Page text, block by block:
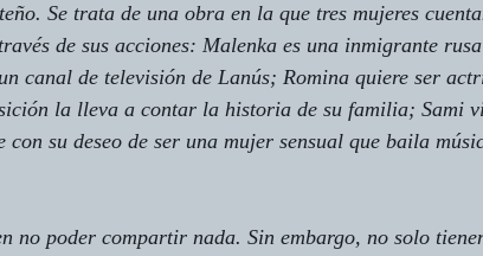
Se trata de una obra en la que tres mujeres
de sus acciones: Malenka es una inmigrante
canal de televisión de Lanús; Romina quiere ser
la lleva a contar la historia de su familia; Sami
con su deseo de ser una mujer sensual que baila
no poder compartir nada. Sin embargo, no solo